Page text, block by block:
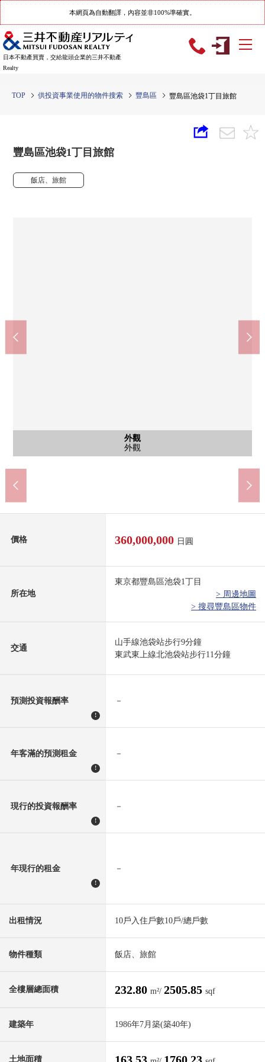
本網頁為自動翻譯，內容並非100%準確實。
日本不動產買賣，交給龍頭企業的三井不動產
Realty
TOP 供投資事業使用的物件搜索 豐島區 豐島區池袋1丁目旅館
豐島區池袋1丁目旅館
飯店、旅館
外觀
外觀
外觀
外觀
外觀
外觀
入口
入口
共有部分
共有部分
含有前面道路的外觀
前面道路
含有前面道路的外觀
前面道路
池袋站(JR東日本山手線其他)(約700m)
步行9分鐘。
北池袋站(東武東上幹線)(約840m)
步行11分鐘。
價格 360,000,000 日圓
所在地
東京都豐島區池袋1丁目
> 周邊地圖
> 搜尋豐島區物件
交通
山手線池袋站步行9分鐘
東武東上線北池袋站步行11分鐘
預測投資報酬率
!
－
年客滿的預測租金
!
－
現行的投資報酬率
!
－
年現行的租金
!
－
出租情況 10戶入住戶數10戶/總戶數
物件種類 飯店、旅館
全樓層總面積 232.80 m²/ 2505.85 sqf
建築年 1986年7月築(築40年)
土地面積